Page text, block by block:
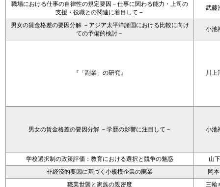
職場における仕事の自律性の規定要因－仕事に関わる能力・上司の
支援・役職との関連に着目して－
武藤
男女の賃金格差の要因分解 －アジア太平洋諸国における比較に向け
ての予備的検討－
小池
『「副業」の研究』 川上
男女の賃金格差の要因分解 －学歴の影響に注目して－ 小池
学校選択制の政策評価：教育における選択と競争の魅惑
山
非経済的要因に基づく小規模企業の廃業
岡
職業世襲と家族の親密度
三輪